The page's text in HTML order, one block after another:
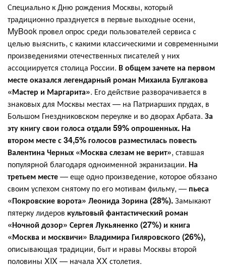
Специально к Дню рождения Москвы, который
традиционно празднуется в первые выходные осени,
MyBook провел опрос среди пользователей сервиса с
целью выяснить, с какими классическими и современными
произведениями отечественных писателей у них
ассоциируется столица России. В общем зачете на первом
месте оказался легендарный роман Михаила Булгакова
«Мастер и Маргарита». Его действие разворачивается в
знаковых для Москвы местах — на Патриарших прудах, в
Большом Гнездниковском переулке и во дворах Арбата. За
эту книгу свои голоса отдали 59% опрошенных.На
втором месте с 34,5% голосов разместилась повесть
Валентина Черных «Москва слезам не верит», ставшая
популярной благодаря одноименной экранизации. На
третьем месте— еще одно произведение, которое обязано
своим успехом снятому по его мотивам фильму, — пьеса
«Покровские ворота» Леонида Зорина (28%).Замыкают
пятерку лидеров культовый фантастический роман
«Ночной дозор» Сергея Лукьяненко (27%) и книга
«Москва и москвичи» Владимира Гиляровского (26%),
описывающая традиции, быт и нравы Москвы второй
половины XIX — начала XX столетия.